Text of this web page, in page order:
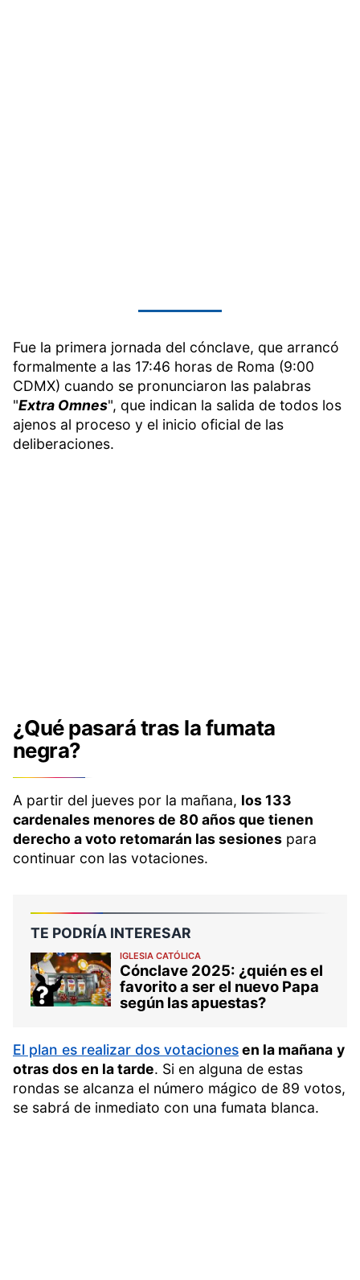
Fue la primera jornada del cónclave, que arrancó
formalmente a las 17:46 horas de Roma (9:00
CDMX) cuando se pronunciaron las palabras
"Extra Omnes", que indican la salida de todos los
ajenos al proceso y el inicio oficial de las
deliberaciones.
¿Qué pasará tras la fumata
negra?
A partir del jueves por la mañana, los 133
cardenales menores de 80 años que tienen
derecho a voto retomarán las sesiones para
continuar con las votaciones.
TE PODRÍA INTERESAR
IGLESIA CATÓLICA
Cónclave 2025: ¿quién es el
favorito a ser el nuevo Papa
según las apuestas?
El plan es realizar dos votacionesen la mañana y
otras dos en la tarde. Si en alguna de estas
rondas se alcanza el número mágico de 89 votos,
se sabrá de inmediato con una fumata blanca.